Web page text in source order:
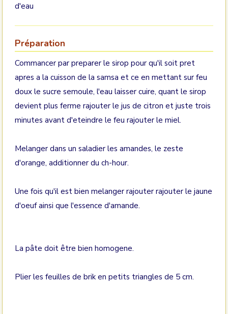
d'eau
Préparation
Commancer par preparer le sirop pour qu'il soit pret
apres a la cuisson de la samsa et ce en mettant sur feu
doux le sucre semoule, l'eau laisser cuire, quant le sirop
devient plus ferme rajouter le jus de citron et juste trois
minutes avant d'eteindre le feu rajouter le miel.
Melanger dans un saladier les amandes, le zeste
d'orange, additionner du ch-hour.
Une fois qu'il est bien melanger rajouter rajouter le jaune
d'oeuf ainsi que l'essence d'amande.
La pâte doit être bien homogene.
Plier les feuilles de brik en petits triangles de 5 cm.